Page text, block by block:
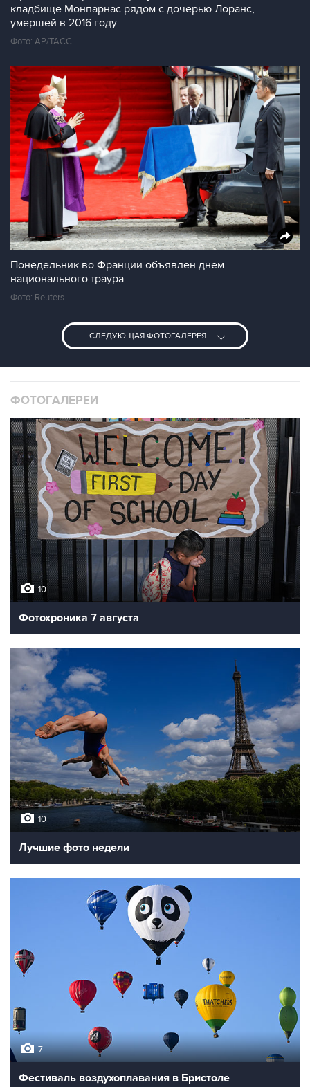
кладбище Монпарнас рядом с дочерью Лоранс,
умершей в 2016 году
Фото: AP/ТАСС
Понедельник во Франции объявлен днем
национального траура
Фото: Reuters
СЛЕДУЮЩАЯ ФОТОГАЛЕРЕЯ
ФОТОГАЛЕРЕИ
10
Фотохроника 7 августа
10
Лучшие фото недели
7
Фестиваль воздухоплавания в Бристоле